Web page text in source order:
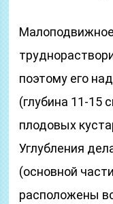
поэтому его
(глубина 11-15
плодовых
Углубления
(основной
расположены